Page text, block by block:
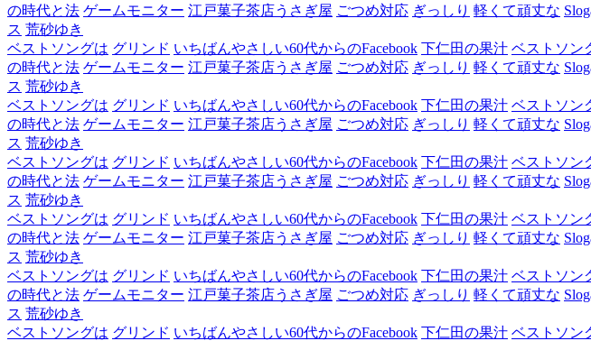
の時代と法 ゲームモニター 江戸菓子茶店うさぎ屋 ごつめ対応 ぎっしり 軽くて頑丈な
ス 荒砂ゆき
ベストソングは グリンド いちばんやさしい60代からのFacebook 下仁田の果汁 ベストソン
の時代と法 ゲームモニター 江戸菓子茶店うさぎ屋 ごつめ対応 ぎっしり 軽くて頑丈な
ス 荒砂ゆき
ベストソングは グリンド いちばんやさしい60代からのFacebook 下仁田の果汁 ベストソン
の時代と法 ゲームモニター 江戸菓子茶店うさぎ屋 ごつめ対応 ぎっしり 軽くて頑丈な
ス 荒砂ゆき
ベストソングは グリンド いちばんやさしい60代からのFacebook 下仁田の果汁 ベストソン
の時代と法 ゲームモニター 江戸菓子茶店うさぎ屋 ごつめ対応 ぎっしり 軽くて頑丈な
ス 荒砂ゆき
ベストソングは グリンド いちばんやさしい60代からのFacebook 下仁田の果汁 ベストソン
の時代と法 ゲームモニター 江戸菓子茶店うさぎ屋 ごつめ対応 ぎっしり 軽くて頑丈な
ス 荒砂ゆき
ベストソングは グリンド いちばんやさしい60代からのFacebook 下仁田の果汁 ベストソン
の時代と法 ゲームモニター 江戸菓子茶店うさぎ屋 ごつめ対応 ぎっしり 軽くて頑丈な
ス 荒砂ゆき
ベストソングは グリンド いちばんやさしい60代からのFacebook 下仁田の果汁 ベストソン